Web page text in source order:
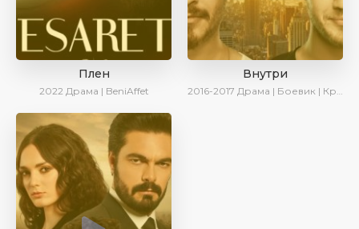
Плен
2022 Драма | BeniAffet
Внутри
2016-2017 Драма | Боевик | Криминал